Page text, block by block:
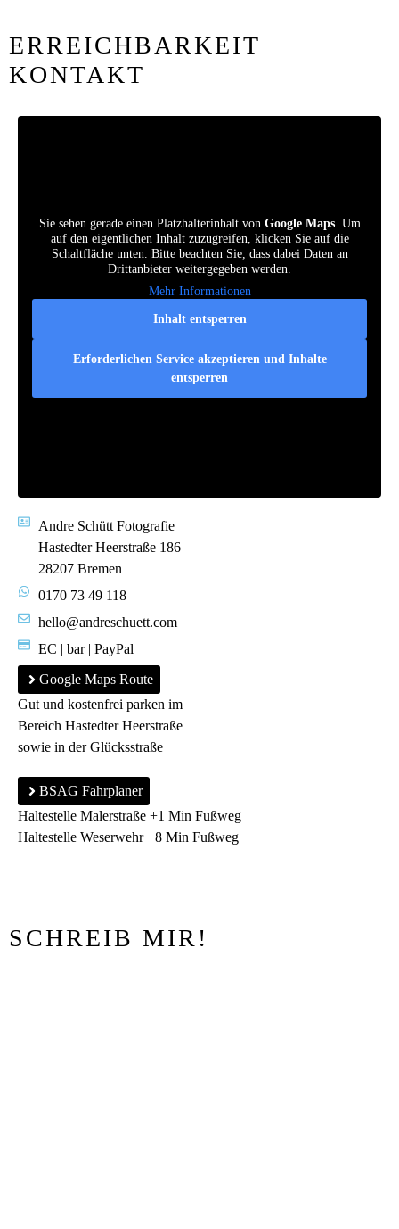
ERREICHBARKEIT
KONTAKT
Sie sehen gerade einen Platzhalterinhalt von Google Maps. Um
auf den eigentlichen Inhalt zuzugreifen, klicken Sie auf die
Schaltfläche unten. Bitte beachten Sie, dass dabei Daten an
Drittanbieter weitergegeben werden.
Mehr Informationen
Inhalt entsperren
Erforderlichen Service akzeptieren und Inhalte
entsperren
Andre Schütt Fotografie
Hastedter Heerstraße 186
28207 Bremen
0170 73 49 118
hello@andreschuett.com
EC | bar | PayPal
Google Maps Route
Gut und kostenfrei parken im
Bereich Hastedter Heerstraße
sowie in der Glücksstraße
BSAG Fahrplaner
Haltestelle Malerstraße +1 Min Fußweg
Haltestelle Weserwehr +8 Min Fußweg
SCHREIB MIR!